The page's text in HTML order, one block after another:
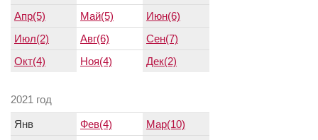
Апр(5)
Май(5)
Июн(6)
Июл(2)
Авг(6)
Сен(7)
Окт(4)
Ноя(4) Дек(2)
2021 год
Янв Фев(4)
Мар(10)